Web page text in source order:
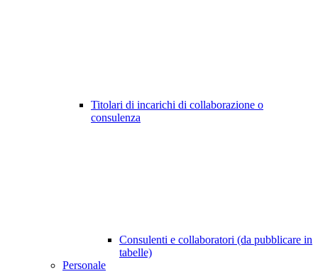
Titolari di incarichi di collaborazione o
consulenza
Consulenti e collaboratori (da pubblicare in
tabelle)
Personale